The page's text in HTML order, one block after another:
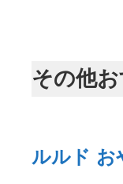
その他
ルルド お